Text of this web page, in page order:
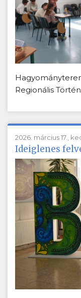
Regionális
2026. március 17.,
Ideiglenes